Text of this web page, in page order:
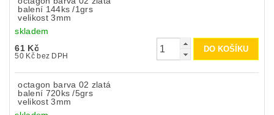
balení 144ks /1grs
velikost 3mm
skladem
61 Kč
50 Kč bez DPH
octagon barva 02 zlatá
balení 720ks /5grs
velikost 3mm